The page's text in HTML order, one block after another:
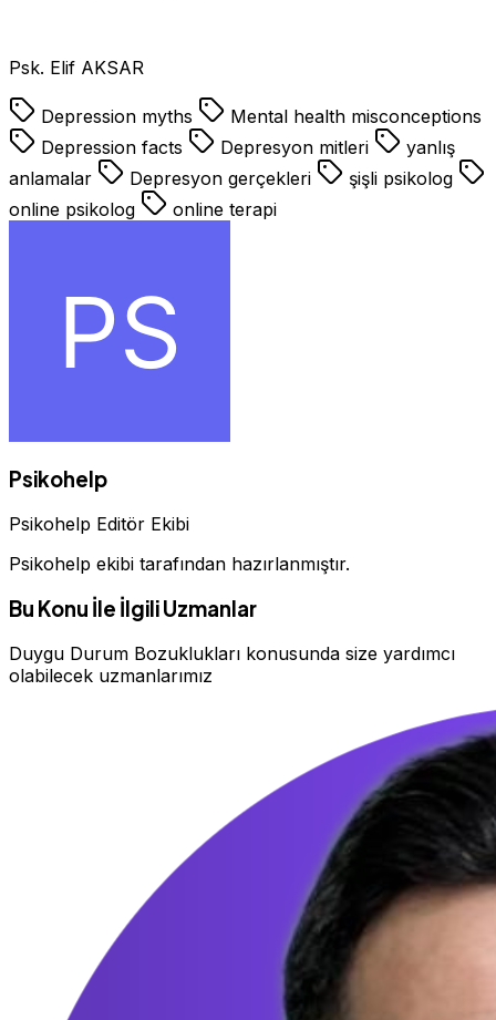
Psk. Elif AKSAR
Depression myths
Mental health misconceptions
Depression facts
Depresyon mitleri
yanlış
anlamalar
Depresyon gerçekleri
şişli psikolog
online psikolog
online terapi
Psikohelp
Psikohelp Editör Ekibi
Psikohelp ekibi tarafından hazırlanmıştır.
Bu Konu İle İlgili Uzmanlar
Duygu Durum Bozuklukları konusunda size yardımcı
olabilecek uzmanlarımız